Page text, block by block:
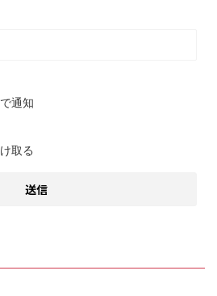
通知
取る